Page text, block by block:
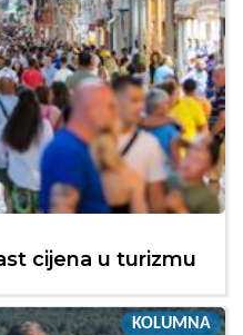
cijena u turizmu
KOLUMNA